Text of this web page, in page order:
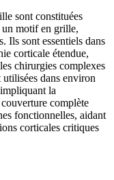
sont constituées
un motif en grille,
Ils sont essentiels dans
corticale étendue,
chirurgies complexes
dans environ
la
complète
fonctionnelles, aidant
corticales critiques